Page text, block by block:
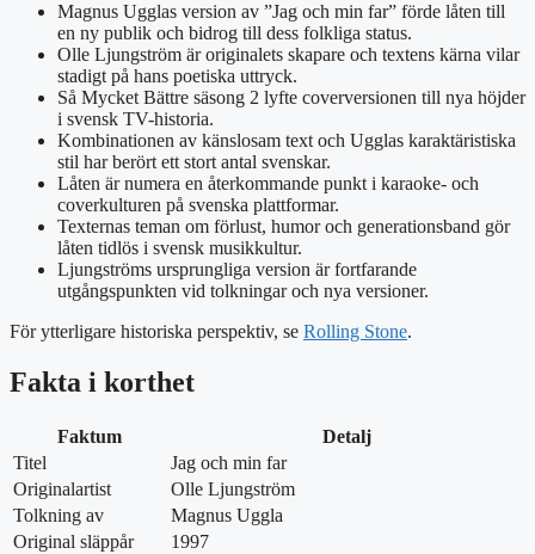
Magnus Ugglas version av ”Jag och min far” förde låten till
en ny publik och bidrog till dess folkliga status.
Olle Ljungström är originalets skapare och textens kärna vilar
stadigt på hans poetiska uttryck.
Så Mycket Bättre säsong 2 lyfte coverversionen till nya höjder
i svensk TV-historia.
Kombinationen av känslosam text och Ugglas karaktäristiska
stil har berört ett stort antal svenskar.
Låten är numera en återkommande punkt i karaoke- och
coverkulturen på svenska plattformar.
Texternas teman om förlust, humor och generationsband gör
låten tidlös i svensk musikkultur.
Ljungströms ursprungliga version är fortfarande
utgångspunkten vid tolkningar och nya versioner.
För ytterligare historiska perspektiv, se Rolling Stone.
Fakta i korthet
Faktum
Detalj
Titel
Jag och min far
Originalartist
Olle Ljungström
Tolkning av
Magnus Uggla
Original släppår
1997